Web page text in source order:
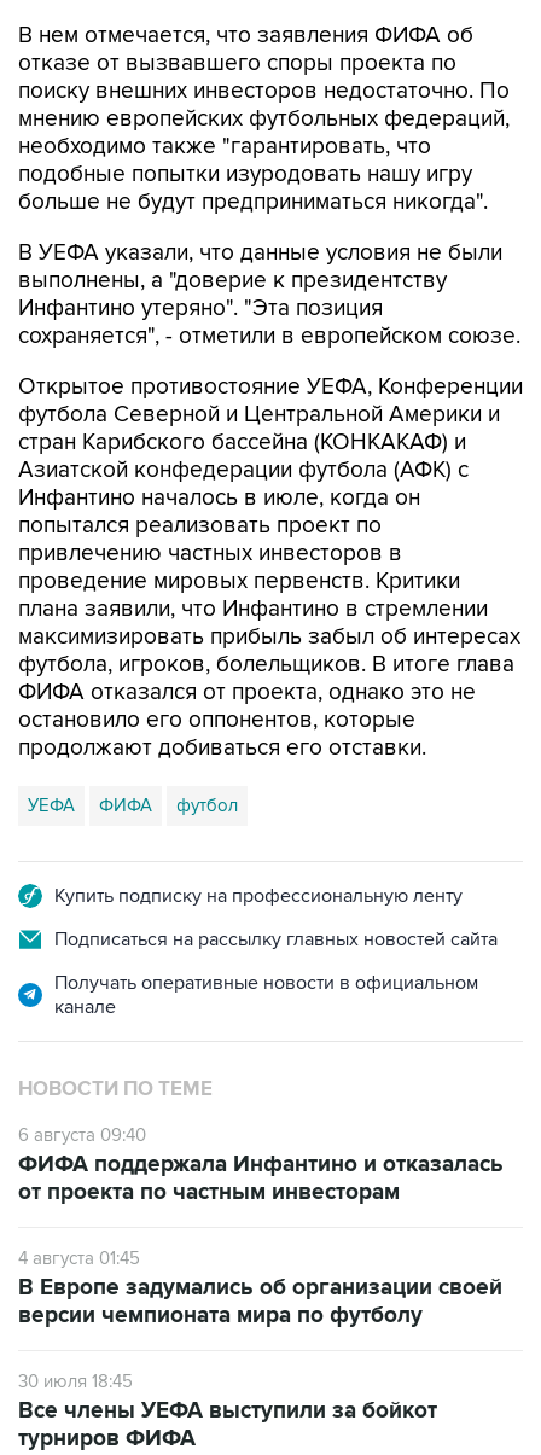
В нем отмечается, что заявления ФИФА об
отказе от вызвавшего споры проекта по
поиску внешних инвесторов недостаточно. По
мнению европейских футбольных федераций,
необходимо также "гарантировать, что
подобные попытки изуродовать нашу игру
больше не будут предприниматься никогда".
В УЕФА указали, что данные условия не были
выполнены, а "доверие к президентству
Инфантино утеряно". "Эта позиция
сохраняется", - отметили в европейском союзе.
Открытое противостояние УЕФА, Конференции
футбола Северной и Центральной Америки и
стран Карибского бассейна (КОНКАКАФ) и
Азиатской конфедерации футбола (АФК) с
Инфантино началось в июле, когда он
попытался реализовать проект по
привлечению частных инвесторов в
проведение мировых первенств. Критики
плана заявили, что Инфантино в стремлении
максимизировать прибыль забыл об интересах
футбола, игроков, болельщиков. В итоге глава
ФИФА отказался от проекта, однако это не
остановило его оппонентов, которые
продолжают добиваться его отставки.
УЕФА ФИФА футбол
Купить подписку на профессиональную ленту
Подписаться на рассылку главных новостей сайта
Получать оперативные новости в официальном
канале
НОВОСТИ ПО ТЕМЕ
6 августа 09:40
ФИФА поддержала Инфантино и отказалась
от проекта по частным инвесторам
4 августа 01:45
В Европе задумались об организации своей
версии чемпионата мира по футболу
30 июля 18:45
Все члены УЕФА выступили за бойкот
турниров ФИФА